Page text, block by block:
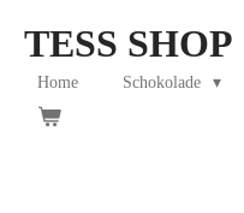
main
content
TESS SHOP
Home Schokolade